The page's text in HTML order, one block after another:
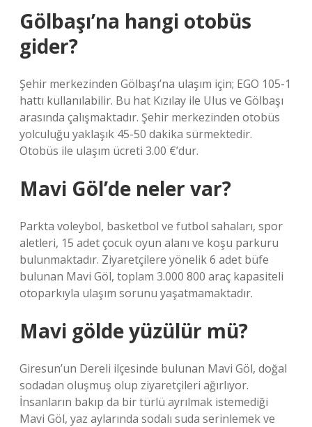
Gölbaşı’na hangi otobüs
gider?
Şehir merkezinden Gölbaşı’na ulaşım için; EGO 105-1
hattı kullanılabilir. Bu hat Kızılay ile Ulus ve Gölbaşı
arasında çalışmaktadır. Şehir merkezinden otobüs
yolculuğu yaklaşık 45-50 dakika sürmektedir.
Otobüs ile ulaşım ücreti 3.00 €’dur.
Mavi Göl’de neler var?
Parkta voleybol, basketbol ve futbol sahaları, spor
aletleri, 15 adet çocuk oyun alanı ve koşu parkuru
bulunmaktadır. Ziyaretçilere yönelik 6 adet büfe
bulunan Mavi Göl, toplam 3.000 800 araç kapasiteli
otoparkıyla ulaşım sorunu yaşatmamaktadır.
Mavi gölde yüzülür mü?
Giresun’un Dereli ilçesinde bulunan Mavi Göl, doğal
sodadan oluşmuş olup ziyaretçileri ağırlıyor.
İnsanların bakıp da bir türlü ayrılmak istemediği
Mavi Göl, yaz aylarında sodalı suda serinlemek ve